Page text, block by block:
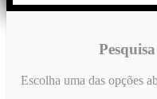
Escolha uma das opções